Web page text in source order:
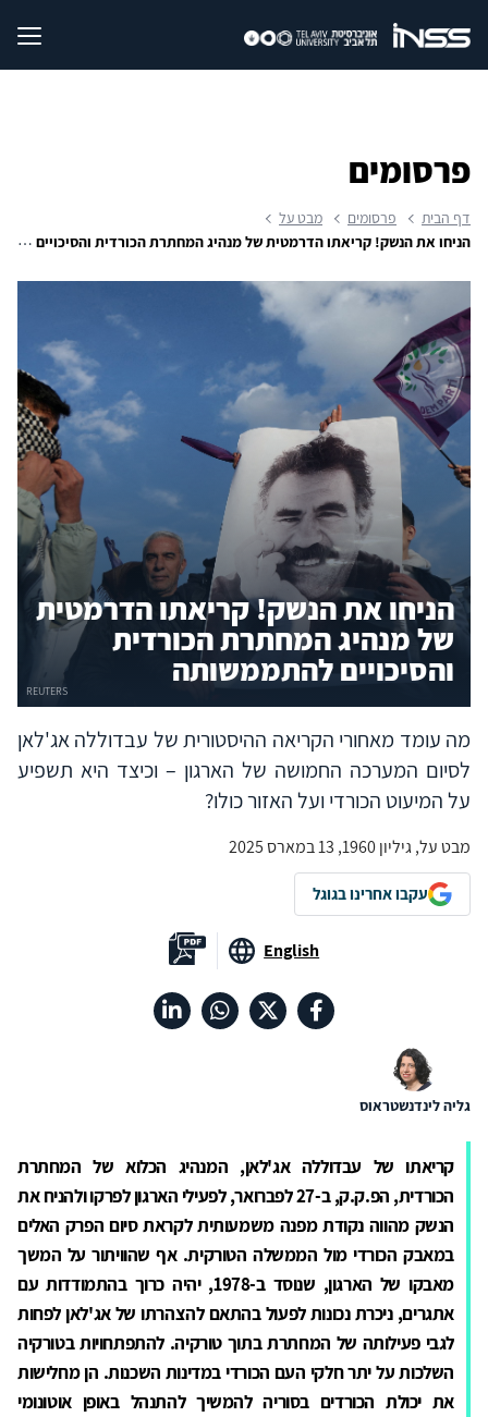
פרסומים
דף הבית פרסומים
מבט על
הניחו את הנשק! קריאתו הדרמטית של מנהיג המחתרת הכורדית והסיכויים להתממשותה
הניחו את הנשק! קריאתו הדרמטית
של מנהיג המחתרת הכורדית
והסיכויים להתממשותה
מה עומד מאחורי הקריאה ההיסטורית של עבדוללה אג'לאן
לסיום המערכה החמושה של הארגון – וכיצד היא תשפיע
על המיעוט הכורדי ועל האזור כולו?
מבט על, גיליון 1960, 13 במארס 2025
עקבו אחרינו בגוגל
English
גליה לינדנשטראוס
קריאתו של עבדוללה אג'לאן, המנהיג הכלוא של המחתרת
הכורדית, הפ.ק.ק, ב-27 לפברואר, לפעילי הארגון לפרקו ולהניח את
הנשק מהווה נקודת מפנה משמעותית לקראת סיום הפרק האלים
במאבק הכורדי מול הממשלה הטורקית. אף שהוויתור על המשך
מאבקו של הארגון, שנוסד ב-1978, יהיה כרוך בהתמודדות עם
אתגרים, ניכרת נכונות לפעול בהתאם להצהרתו של אג'לאן לפחות
לגבי פעילותה של המחתרת בתוך טורקיה. להתפתחויות בטורקיה
השלכות על יתר חלקי העם הכורדי במדינות השכנות. הן מחלישות
את יכולת הכורדים בסוריה להמשיך להתנהל באופן אוטונומי